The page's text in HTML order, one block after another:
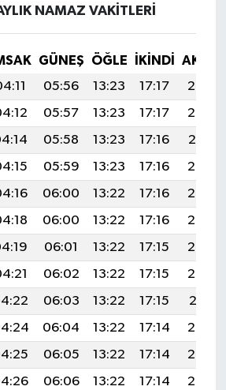
NAMAZ VAKITLERI
GÜNEŞ ÖĞLE İKINDI
05:56 13:23 17:17
20:39
05:57 13:23 17:17
20:38
05:58 13:23 17:16
20:37
05:59 13:23 17:16
20:36
06:00 13:22 17:16
20:36
06:00 13:22 17:16
20:35
06:01 13:22 17:15
20:34
06:02 13:22 17:15
20:33
06:03 13:22 17:15
20:31
06:04 13:22 17:14
20:30
06:05 13:22 17:14
20:29
06:06 13:22 17:14
20:28